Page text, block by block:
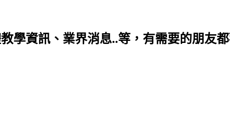
學資訊、業界消息..等，有需要的朋友